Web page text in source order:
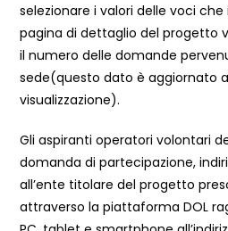
selezionare i valori delle voci che
pagina di dettaglio del progetto
il numero delle domande
sede(questo dato è aggiornato
visualizzazione).
Gli aspiranti operatori volontari
domanda di partecipazione,
all’ente titolare del progetto
attraverso la piattaforma DOL